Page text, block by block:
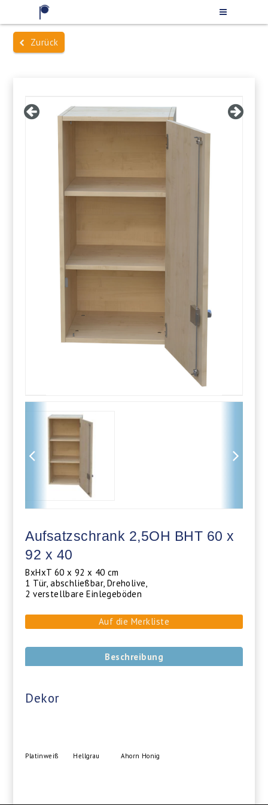
Zurück
Aufsatzschrank 2,5OH BHT 60 x
92 x 40
BxHxT 60 x 92 x 40 cm
1 Tür, abschließbar, Dreholive,
2 verstellbare Einlegeböden
Auf die Merkliste
Beschreibung
Dekor
Platinweiß Hellgrau Ahorn Honig